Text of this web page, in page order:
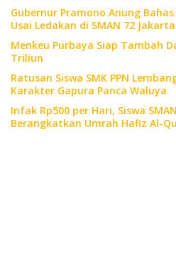
Gubernur Pramono Anung
Usai Ledakan di SMAN 72 Jakarta
Menkeu Purbaya Siap Tambah
Triliun
Ratusan Siswa SMK PPN
Karakter Gapura Panca Waluya
Infak Rp500 per Hari, Siswa
Berangkatkan Umrah Hafiz Al-